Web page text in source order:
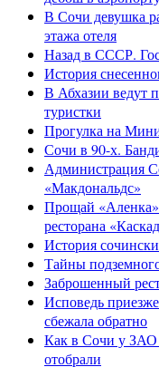
В Сочи девушка
этажа отеля
Назад в СССР.
История
В Абхазии ведут
туристки
Прогулка на
Сочи в 90-х.
Администрация
«Макдональдс»
Прощай
ресторана
История
Тайны
Заброшенный
Исповедь
сбежала обратно
Как в Сочи у ЗАО
отобрали